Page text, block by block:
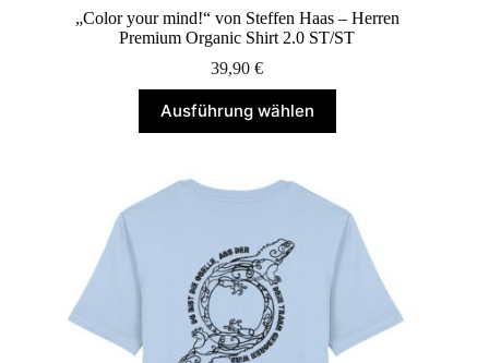
„Color your mind!“ von Steffen Haas – Herren
Premium Organic Shirt 2.0 ST/ST
39,90€
Ausführung wählen
Produkt
weist
Varianten
auf.
Optionen
können
auf
der
Produktseite
gewählt
werden